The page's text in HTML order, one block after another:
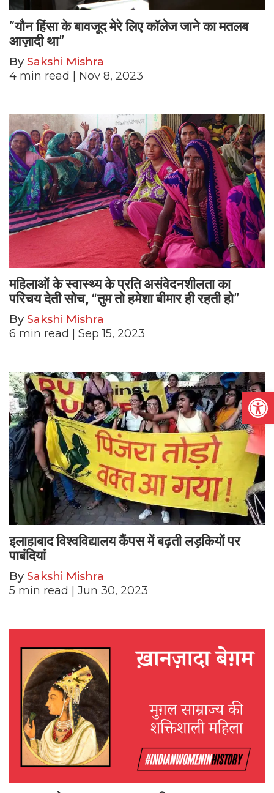
“यौन हिंसा के बावजूद मेरे लिए कॉलेज जाने का मतलब
आज़ादी था”
By Sakshi Mishra
4 min read | Nov 8, 2023
महिलाओं के स्वास्थ्य के प्रति असंवेदनशीलता का
परिचय देती सोच, “तुम तो हमेशा बीमार ही रहती हो”
By Sakshi Mishra
6 min read | Sep 15, 2023
इलाहाबाद विश्वविद्यालय कैंपस में बढ़ती लड़कियों पर
पाबंदियां
By Sakshi Mishra
5 min read | Jun 30, 2023